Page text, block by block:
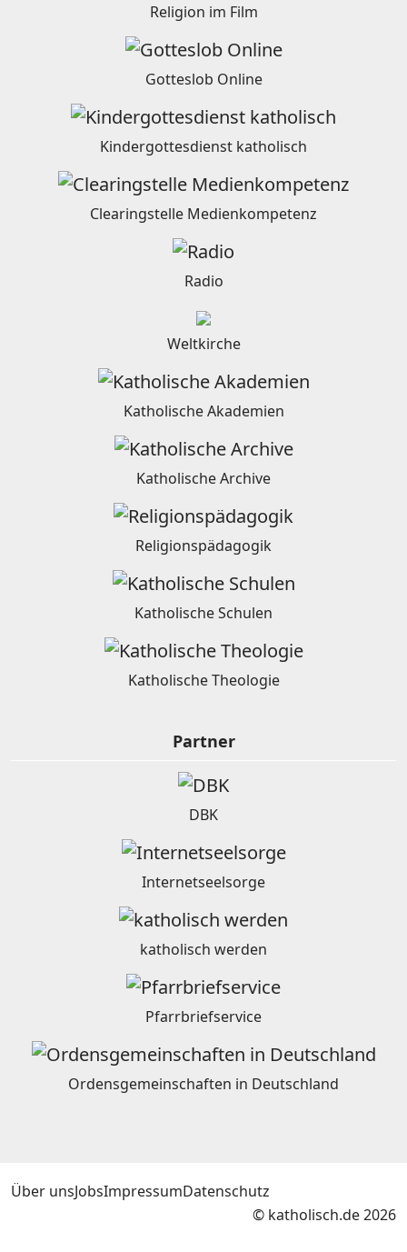
Religion im Film
Gotteslob Online
Kindergottesdienst katholisch
Clearingstelle Medienkompetenz
Radio
Weltkirche
Katholische Akademien
Katholische Archive
Religionspädagogik
Katholische Schulen
Katholische Theologie
Partner
DBK
Internetseelsorge
katholisch werden
Pfarrbriefservice
Ordensgemeinschaften in Deutschland
Über unsJobsImpressumDatenschutz
© katholisch.de 2026